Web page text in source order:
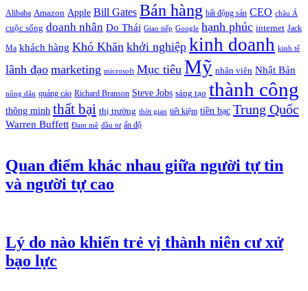
Alibaba Amazon Apple Bill Gates Bán hàng bất động sản CEO châu Á
cuộc sống doanh nhân Do Thái Giao tiếp Google hạnh phúc internet Jack
Ma khách hàng Khó Khăn khởi nghiệp kinh doanh kinh tế
lãnh đạo marketing microsoft Mục tiêu Mỹ nhân viên Nhật Bản
nông dân quảng cáo Richard Branson Steve Jobs sáng tạo thành công
thông minh thất bại thị trường thời gian tiết kiệm tiền bạc Trung Quốc
Warren Buffett Đam mê đầu tư ấn độ
Quan điểm khác nhau giữa người tự tin
và người tự cao
Lý do nào khiến trẻ vị thành niên cư xử
bạo lực